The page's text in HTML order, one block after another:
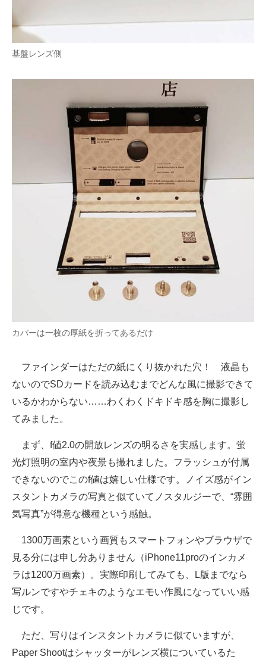
基盤レンズ側
カバーは一枚の厚紙を折ってあるだけ
ファインダーはただの紙にくり抜かれた穴！ 液晶も
ないのでSDカードを読み込むまでどんな風に撮影できて
いるかわからない……わくわくドキドキ感を胸に撮影し
てみました。
まず、f値2.0の開放レンズの明るさを実感します。蛍
光灯照明の室内や夜景も撮れました。フラッシュが付属
できないのでこのf値は嬉しい仕様です。ノイズ感がイン
スタントカメラの写真と似ていてノスタルジーで、“雰囲
気写真”が得意な機種という感触。
1300万画素という画質もスマートフォンやブラウザで
見る分には申し分ありません（iPhone11proのインカメ
ラは1200万画素）。実際印刷してみても、L版までなら
写ルンですやチェキのようなエモい作風になっていい感
じです。
ただ、写りはインスタントカメラに似ていますが、
Paper Shootはシャッターがレンズ横についているた